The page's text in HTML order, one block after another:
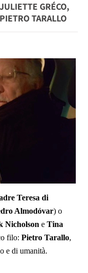
GRÉCO,
TARALLO
Teresa di
Almodóvar) o
Nicholson e Tina
filo: Pietro Tarallo,
e di umanità.